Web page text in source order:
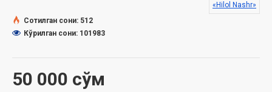
Дунёдан огоҳлантириш ҳақида
Ҳожатсиз бино яхшимас
Бойлик қаноатдадир
Набий соллаллоҳу алайҳи васалламнинг маишатлари
50 000 сўм
«Hilol Nashr»
Сотилган сони: 512
Кўрилган сони: 101983